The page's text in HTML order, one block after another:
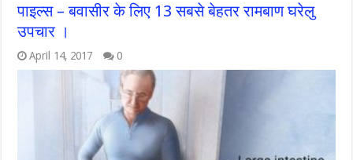
पाइल्‍स – बवासीर के लिए 13 सबसे बेहतर रामबाण घरेलु
उपचार ।
April 14, 2017 0